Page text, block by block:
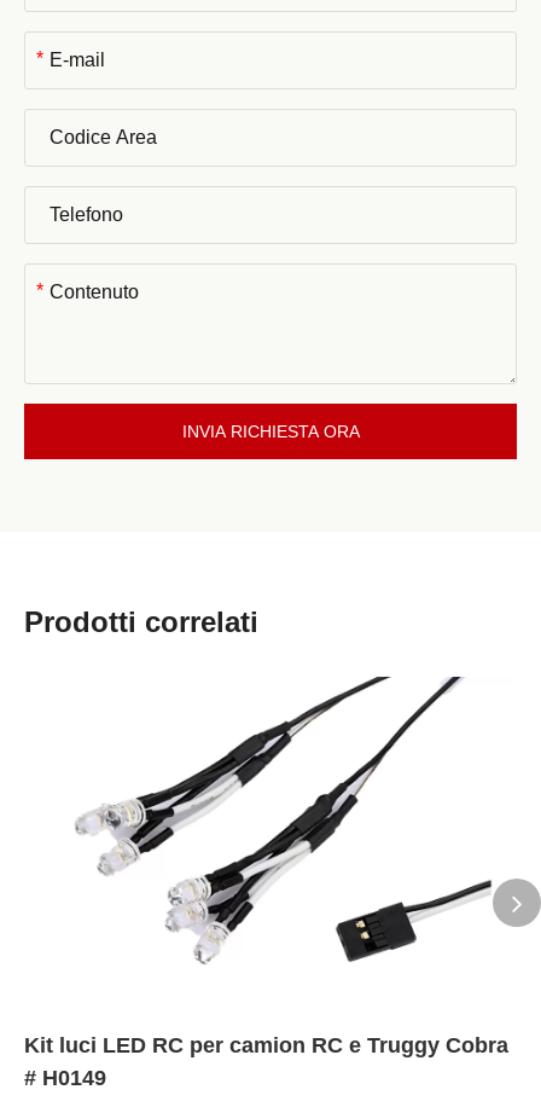
*
*
INVIA RICHIESTA ORA
Prodotti correlati
Kit luci LED RC per camion RC e Truggy Cobra
# H0149